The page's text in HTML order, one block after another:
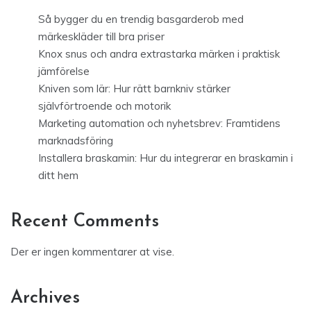
Så bygger du en trendig basgarderob med
märkeskläder till bra priser
Knox snus och andra extrastarka märken i praktisk
jämförelse
Kniven som lär: Hur rätt barnkniv stärker
självförtroende och motorik
Marketing automation och nyhetsbrev: Framtidens
marknadsföring
Installera braskamin: Hur du integrerar en braskamin i
ditt hem
Recent Comments
Der er ingen kommentarer at vise.
Archives